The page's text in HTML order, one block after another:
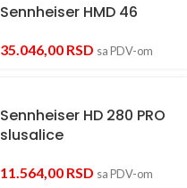
Sennheiser HMD 46
35.046,00 RSD sa PDV-om
Sennheiser HD 280 PRO
slusalice
11.564,00 RSD sa PDV-om